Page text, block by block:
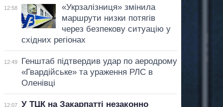
12:58
«Укрзалізниця» змінила
маршрути низки потягів
через безпекову ситуацію у
східних регіонах
12:49
Генштаб підтвердив удар по аеродрому
«Гвардійське» та ураження РЛС в
Оленівці
12:07
У ТЦК на Закарпатті незаконно